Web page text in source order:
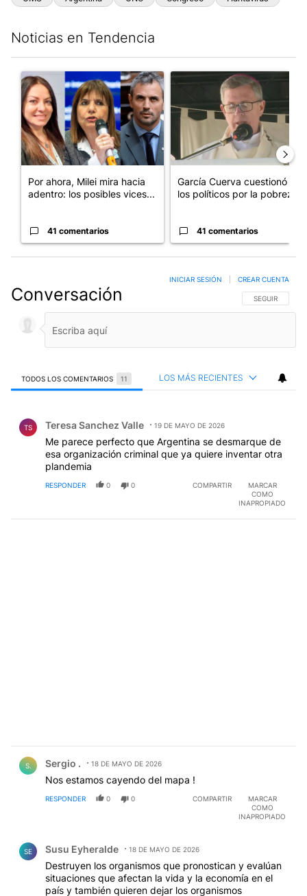
Noticias en Tendencia
Un artículo de tendencia con el título "Por ahora, Milei mira
Por ahora, Milei mira hacia
adentro: los posibles vices...
41 comentarios
Un artículo de tendencia con
García Cuerva cuestionó a
los políticos por la pobreza
41 comentarios
Conversación SIGA ESTA
SEGUIR
INICIAR SESIÓN CREAR CUENTA
TODOS LOS COMENTARIOS 11 LOS MÁS RECIENTES
TS Teresa Sanchez Valle 19 DE MAYO DE 2026
Me parece perfecto que Argentina se desmarque de
esa organización criminal que ya quiere inventar otra
plandemia
RESPONDER 0 0 COMPARTIR
MARCAR
COMO
INAPROPIADO
S. Sergio . 18 DE MAYO DE 2026
Nos estamos cayendo del mapa !
RESPONDER 0 0 COMPARTIR
MARCAR
COMO
INAPROPIADO
SE Susu Eyheralde 18 DE MAYO DE 2026
Destruyen los organismos que pronostican y evalúan
situaciones que afectan la vida y la economía en el
país y también quieren dejar los organismos